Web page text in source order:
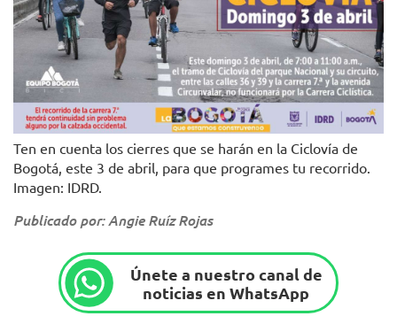
Ten en cuenta los cierres que se harán en la Ciclovía de
Bogotá, este 3 de abril, para que programes tu recorrido.
Imagen: IDRD.
Publicado por: Angie Ruíz Rojas
Únete a nuestro canal de
noticias en WhatsApp